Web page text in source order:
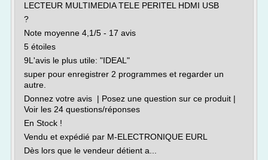
LECTEUR MULTIMEDIA TELE PERITEL HDMI USB
?
Note moyenne 4,1/5 - 17 avis
5 étoiles
9L'avis le plus utile: "IDEAL"
super pour enregistrer 2 programmes et regarder un
autre.
Donnez votre avis | Posez une question sur ce produit |
Voir les 24 questions/réponses
En Stock !
Vendu et expédié par M-ELECTRONIQUE EURL
Dès lors que le vendeur détient a...